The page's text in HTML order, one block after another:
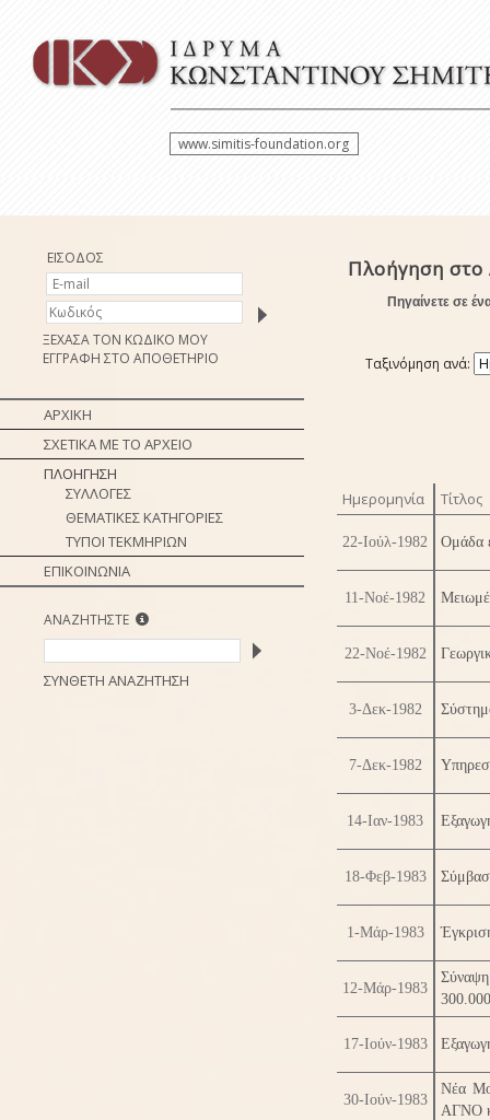
www.simitis-foundation.org
ΕΙΣΟΔΟΣ
ΞΕΧΑΣΑ ΤΟΝ ΚΩΔΙΚΟ ΜΟΥ
ΕΓΓΡΑΦΗ ΣΤΟ ΑΠΟΘΕΤΗΡΙΟ
ΑΡΧΙΚΗ
ΣΧΕΤΙΚΑ ΜΕ ΤΟ ΑΡΧΕΙΟ
ΠΛΟΗΓΗΣΗ
ΣΥΛΛΟΓΕΣ
ΘΕΜΑΤΙΚΕΣ ΚΑΤΗΓΟΡΙΕΣ
ΤΥΠΟΙ ΤΕΚΜΗΡΙΩΝ
ΕΠΙΚΟΙΝΩΝΙΑ
ΑΝΑΖΗΤΗΣΤΕ
ΣΥΝΘΕΤΗ ΑΝΑΖΗΤΗΣΗ
Πλοήγηση στο
Πηγαίνετε σε
Ταξινόμηση ανά:
Ημερομηνία Τίτλος
22-Ιούλ-1982 Ομάδα
11-Νοέ-1982
22-Νοέ-1982
3-Δεκ-1982
7-Δεκ-1982
14-Ιαν-1983
18-Φεβ-1983
1-Μάρ-1983
12-Μάρ-1983
17-Ιούν-1983
30-Ιούν-1983
Νέα
ΑΓΝΟ